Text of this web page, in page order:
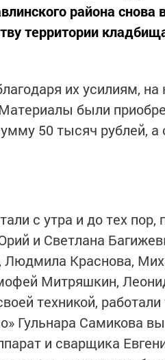
района
территории
их усилиям,
были
50 тысяч рублей,
с утра и до тех
и Светлана
Краснова,
Митряшкин,
техникой,
Гульнара Самикова
и сварщика